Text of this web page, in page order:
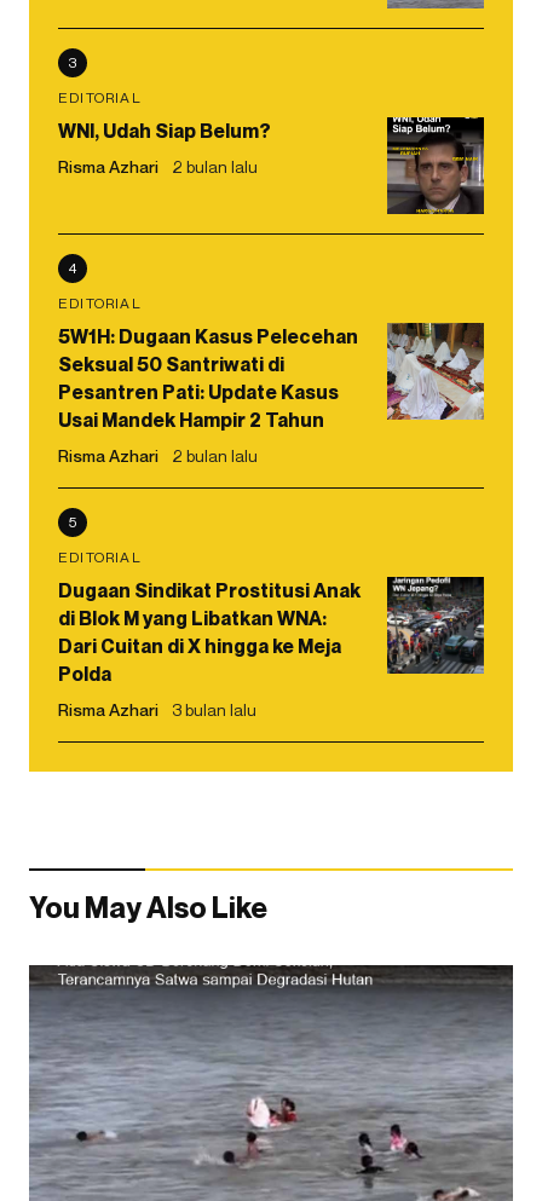
3
EDITORIAL
WNI, Udah Siap Belum?
Risma Azhari 2 bulan lalu
4
EDITORIAL
5W1H: Dugaan Kasus Pelecehan
Seksual 50 Santriwati di
Pesantren Pati: Update Kasus
Usai Mandek Hampir 2 Tahun
Risma Azhari 2 bulan lalu
5
EDITORIAL
Dugaan Sindikat Prostitusi Anak
di Blok M yang Libatkan WNA:
Dari Cuitan di X hingga ke Meja
Polda
Risma Azhari 3 bulan lalu
You May Also Like